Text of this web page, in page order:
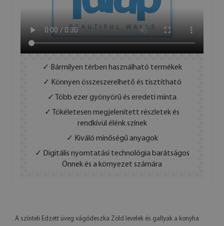
✓ Bármilyen térben használható termékek
✓ Könnyen összeszerelhető és tisztítható
✓ Több ezer gyönyörű és eredeti minta
✓ Tökéletesen megjelenített részletek és
rendkívül élénk színek
✓ Kiváló minőségű anyagok
✓ Digitális nyomtatási technológia barátságos
Önnek és a környezet számára
A színteli Edzett üveg vágódeszka Zöld levelek és gallyak a konyha